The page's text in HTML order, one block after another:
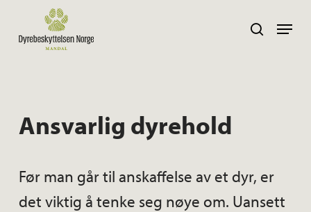
search
Ansvarlig dyrehold
Før man går til anskaffelse av et dyr, er
det viktig å tenke seg nøye om. Uansett